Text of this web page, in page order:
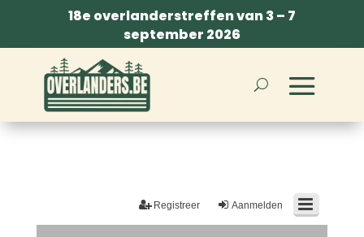
18e overlanderstreffen van 3 – 7
september 2026